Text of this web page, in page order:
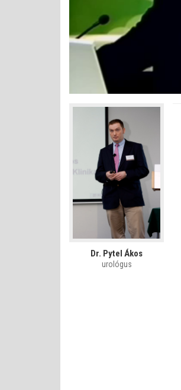
Némítás
kikapcsolva
0%
0%
Dr. Pytel Ákos
urológus